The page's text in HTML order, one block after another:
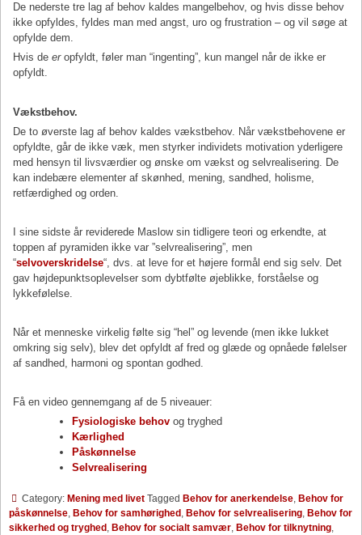
De nederste tre lag af behov kaldes mangelbehov, og hvis disse behov
ikke opfyldes, fyldes man med angst, uro og frustration – og vil søge at
opfylde dem.
Hvis deeropfyldt, føler man “ingenting”, kun mangel når de ikke er
opfyldt.
Vækstbehov.
De to øverste lag af behov kaldes vækstbehov. Når vækstbehovene er
opfyldte, går de ikke væk, men styrker individets motivation yderligere
med hensyn til livsværdier og ønske om vækst og selvrealisering. De
kan indebære elementer af skønhed, mening, sandhed, holisme,
retfærdighed og orden.
I sine sidste år reviderede Maslow sin tidligere teori og erkendte, at
toppen af pyramiden ikke var ”selvrealisering”, men
“selvoverskridelse“, dvs. at leve for et højere formål end sig selv. Det
gav højdepunktsoplevelser som dybtfølte øjeblikke, forståelse og
lykkefølelse.
Når et menneske virkelig følte sig “hel” og levende (men ikke lukket
omkring sig selv), blev det opfyldt af fred og glæde og opnåede følelser
af sandhed, harmoni og spontan godhed.
Få en video gennemgang af de 5 niveauer:
Fysiologiske behov og tryghed
Kærlighed
Påskønnelse
Selvrealisering
Category: Mening med livet Tagged Behov for anerkendelse Behov for
påskønnelse Behov for samhørighed Behov for selvrealisering Behov for
sikkerhed og tryghed Behov for socialt samvær Behov for tilknytning